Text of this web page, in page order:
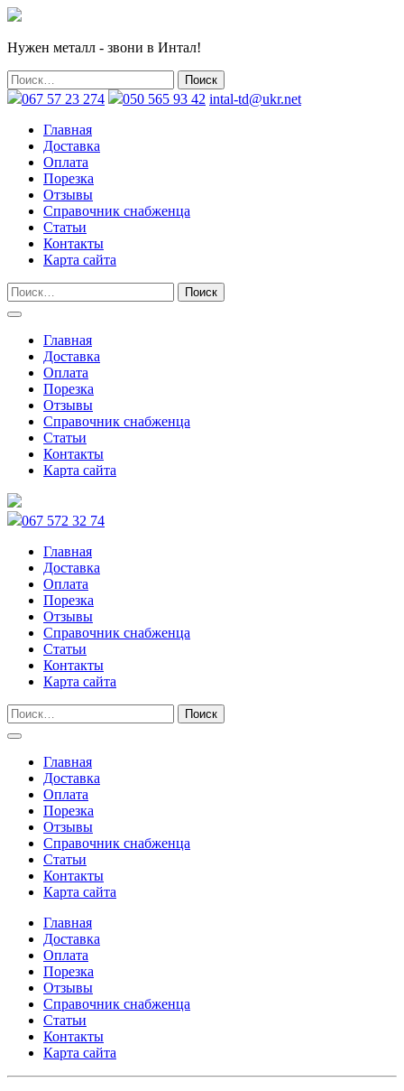
Нужен металл - звони в Интал!
067 57 23 274 050 565 93 42 intal-td@ukr.net
Главная
Доставка
Оплата
Порезка
Отзывы
Справочник снабженца
Статьи
Контакты
Карта сайта
Главная
Доставка
Оплата
Порезка
Отзывы
Справочник снабженца
Статьи
Контакты
Карта сайта
067 572 32 74
Главная
Доставка
Оплата
Порезка
Отзывы
Справочник снабженца
Статьи
Контакты
Карта сайта
Главная
Доставка
Оплата
Порезка
Отзывы
Справочник снабженца
Статьи
Контакты
Карта сайта
Главная
Доставка
Оплата
Порезка
Отзывы
Справочник снабженца
Статьи
Контакты
Карта сайта